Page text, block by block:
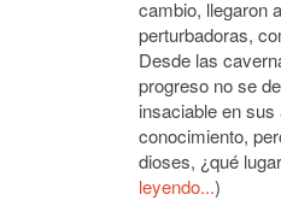
cambio, llegaron
perturbadoras,
Desde las
progreso no se
insaciable en
conocimiento,
dioses, ¿qué
leyendo...)